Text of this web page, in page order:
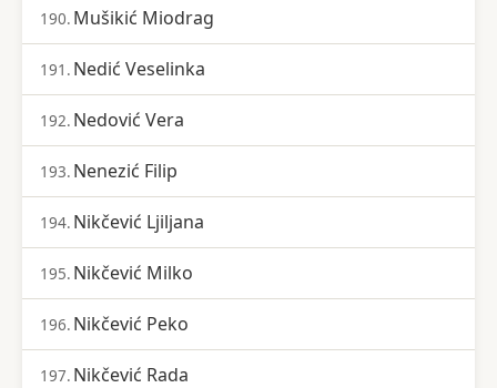
190. Mušikić Miodrag
191. Nedić Veselinka
192. Nedović Vera
193. Nenezić Filip
194. Nikčević Ljiljana
195. Nikčević Milko
196. Nikčević Peko
197. Nikčević Rada